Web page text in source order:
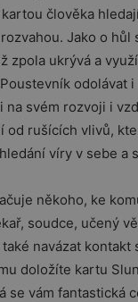
člověka
Jako o hůl
zpola ukrývá a
odolávat
na svém rozvoji i
od rušících vlivů,
víry v sebe a
někoho, ke
soudce, učený
navázat kontakt
doložíte kartu
se vám fantastická